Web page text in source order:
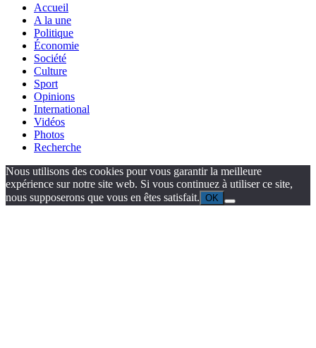
Accueil
A la une
Politique
Économie
Société
Culture
Sport
Opinions
International
Vidéos
Photos
Recherche
Nous utilisons des cookies pour vous garantir la meilleure
expérience sur notre site web. Si vous continuez à utiliser ce site,
nous supposerons que vous en êtes satisfait. OK